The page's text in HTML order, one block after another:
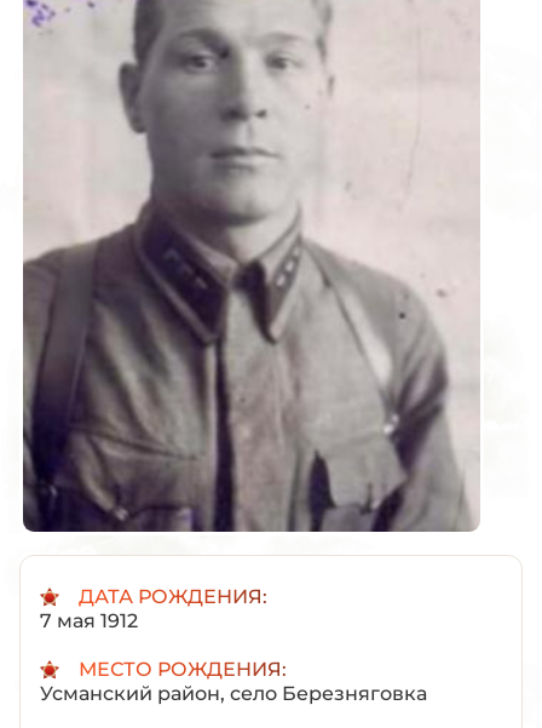
ДАТА РОЖДЕНИЯ:
7 мая 1912
МЕСТО РОЖДЕНИЯ:
Усманский район, село Березняговка